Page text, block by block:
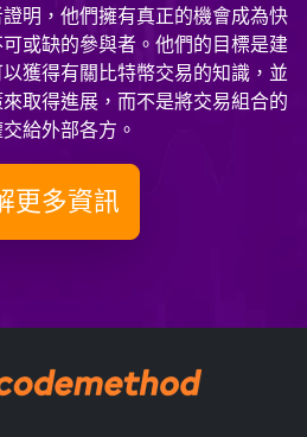
明，他們擁有真正的機會成為快
或缺的參與者。他們的目標是建
獲得有關比特幣交易的知識，並
取得進展，而不是將交易組合的
給外部各方。
更多資訊